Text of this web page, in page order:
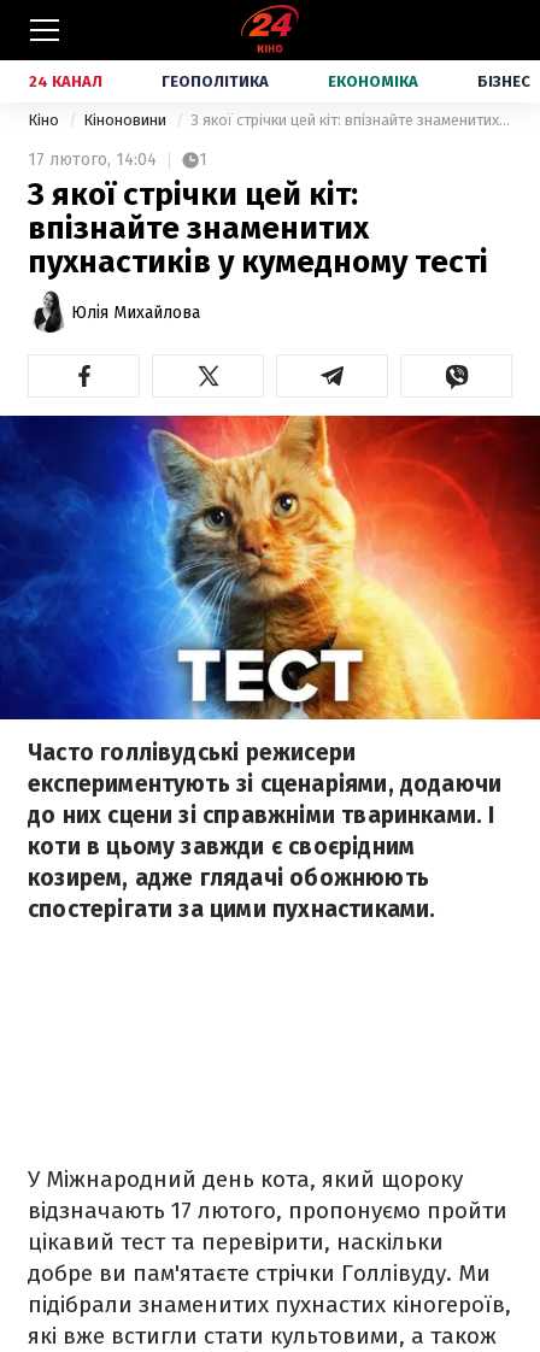
24 КАНАЛ ГЕОПОЛІТИКА ЕКОНОМІКА БІЗНЕС
Кіно Кіноновини З якої стрічки цей кіт: впізнайте знаменитих пухнастиків у кумедному тесті
17 лютого, 14:04 1
З якої стрічки цей кіт:
впізнайте знаменитих
пухнастиків у кумедному тесті
Юлія Михайлова
Часто голлівудські режисери
експериментують зі сценаріями, додаючи
до них сцени зі справжніми тваринками. І
коти в цьому завжди є своєрідним
козирем, адже глядачі обожнюють
спостерігати за цими пухнастиками.
У Міжнародний день кота, який щороку
відзначають 17 лютого, пропонуємо пройти
цікавий тест та перевірити, наскільки
добре ви пам'ятаєте стрічки Голлівуду. Ми
підібрали знаменитих пухнастих кіногероїв,
які вже встигли стати культовими, а також